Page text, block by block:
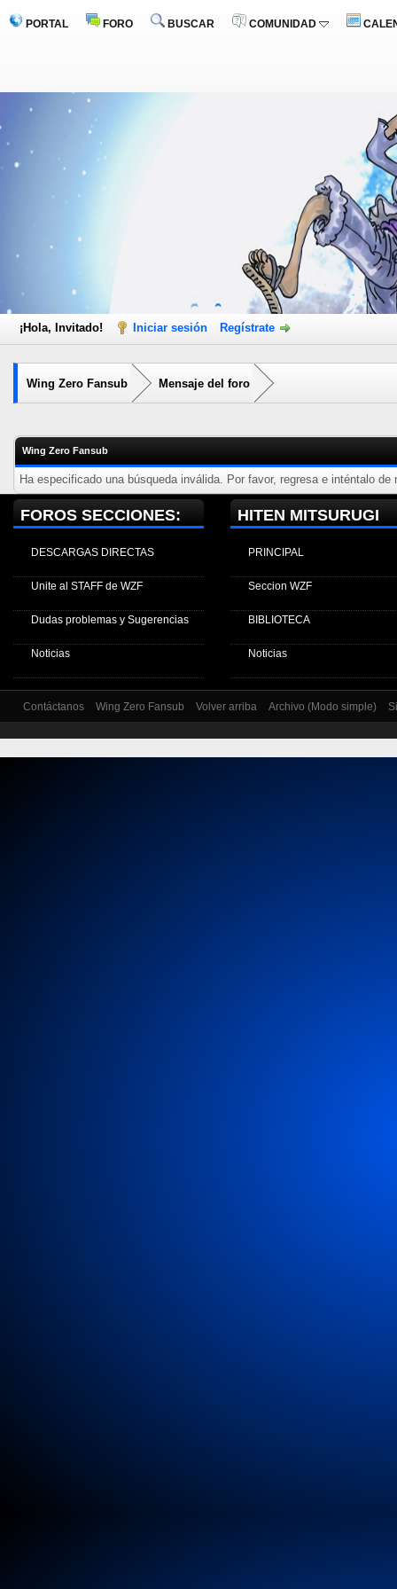
PORTAL FORO BUSCAR COMUNIDAD
¡Hola, Invitado! Iniciar sesión Regístrate
Wing Zero Fansub Mensaje del foro
Wing Zero Fansub
Ha especificado una búsqueda inválida. Por favor, regresa e inténtalo de
FOROS SECCIONES:
DESCARGAS DIRECTAS
Unite al STAFF de WZF
Dudas problemas y Sugerencias
Noticias
HITEN MITSURUGI
PRINCIPAL
Seccion WZF
BIBLIOTECA
Noticias
Contáctanos Wing Zero Fansub Volver arriba Archivo (Modo simple)